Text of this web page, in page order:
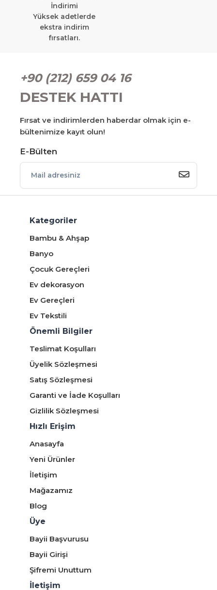
İndirimi
Yüksek adetlerde
ekstra indirim
fırsatları.
+90 (212) 659 04 16
DESTEK HATTI
Fırsat ve indirimlerden haberdar olmak için e-
bültenimize kayıt olun!
E-Bülten
Kategoriler
Bambu & Ahşap
Banyo
Çocuk Gereçleri
Ev dekorasyon
Ev Gereçleri
Ev Tekstili
Önemli Bilgiler
Teslimat Koşulları
Üyelik Sözleşmesi
Satış Sözleşmesi
Garanti ve İade Koşulları
Gizlilik Sözleşmesi
Hızlı Erişim
Anasayfa
Yeni Ürünler
İletişim
Mağazamız
Blog
Üye
Bayii Başvurusu
Bayii Girişi
Şifremi Unuttum
İletişim